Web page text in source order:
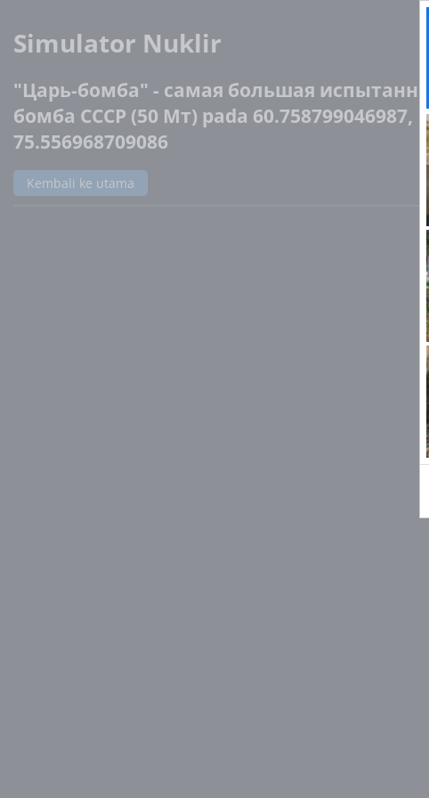
Simulator Nuklir
"Царь-бомба" - самая большая испытанная
бомба СССР (50 Мт) pada 60.758799046987,
75.556968709086
Kembali ke utama